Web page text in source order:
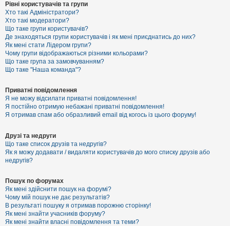
о
г
а
Рівні користувачів та групи
Хто такі Адміністратори?
Хто такі модератори?
Що таке групи користувачів?
Де знаходяться групи користувачів і як мені приєднатись до них?
Як мені стати Лідером групи?
Чому групи відображаються різними кольорами?
Що таке група за замовчуванням?
Що таке "Наша команда"?
Приватні повідомлення
Я не можу відсилати приватні повідомлення!
Я постійно отримую небажані приватні повідомлення!
Я отримав спам або образливий email від когось із цього форуму!
Друзі та недруги
Що таке список друзів та недругів?
Як я можу додавати / видаляти користувачів до мого списку друзів або
недругів?
Пошук по форумах
Як мені здійснити пошук на форумі?
Чому мій пошук не дає результатів?
В результаті пошуку я отримав порожню сторінку!
Як мені знайти учасників форуму?
Як мені знайти власні повідомлення та теми?